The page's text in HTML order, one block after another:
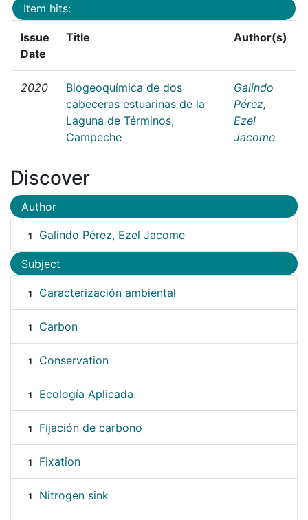
Item hits:
Issue
Date
Title Author(s)
2020
Biogeoquímica de dos
cabeceras estuarinas de la
Laguna de Términos,
Campeche
Galindo
Pérez,
Ezel
Jacome
Discover
Author
1 Galindo Pérez, Ezel Jacome
Subject
1 Caracterización ambiental
1 Carbon
1 Conservation
1 Ecología Aplicada
1 Fijación de carbono
1 Fixation
1 Nitrogen sink